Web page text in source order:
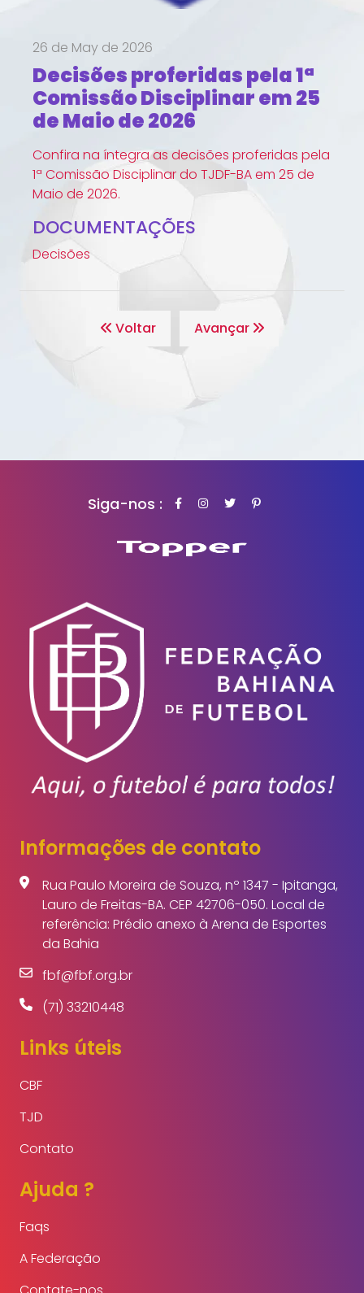
26 de May de 2026
Decisões proferidas pela 1ª
Comissão Disciplinar em 25
de Maio de 2026
Confira na íntegra as decisões proferidas pela
1ª Comissão Disciplinar do TJDF-BA em 25 de
Maio de 2026.
DOCUMENTAÇÕES
Decisões
Voltar Avançar
Siga-nos :
Informações de contato
Rua Paulo Moreira de Souza, nº 1347 - Ipitanga,
Lauro de Freitas-BA. CEP 42706-050. Local de
referência: Prédio anexo à Arena de Esportes
da Bahia
fbf@fbf.org.br
(71) 33210448
Links úteis
CBF
TJD
Contato
Ajuda ?
Faqs
A Federação